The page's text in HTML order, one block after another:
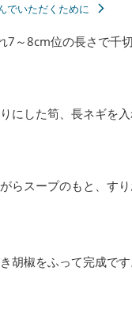
でいただくために
7～8cm位の長さで千切
にした筍、長ネギを入
らスープのもと、す
胡椒をふって完成です